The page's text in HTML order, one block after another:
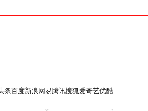
条百度新浪网易腾讯搜狐爱奇艺优酷